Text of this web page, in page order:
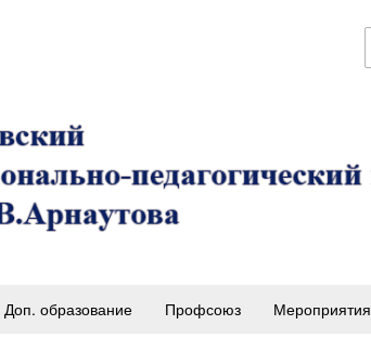
Доп. образование Профсоюз Мероприятия